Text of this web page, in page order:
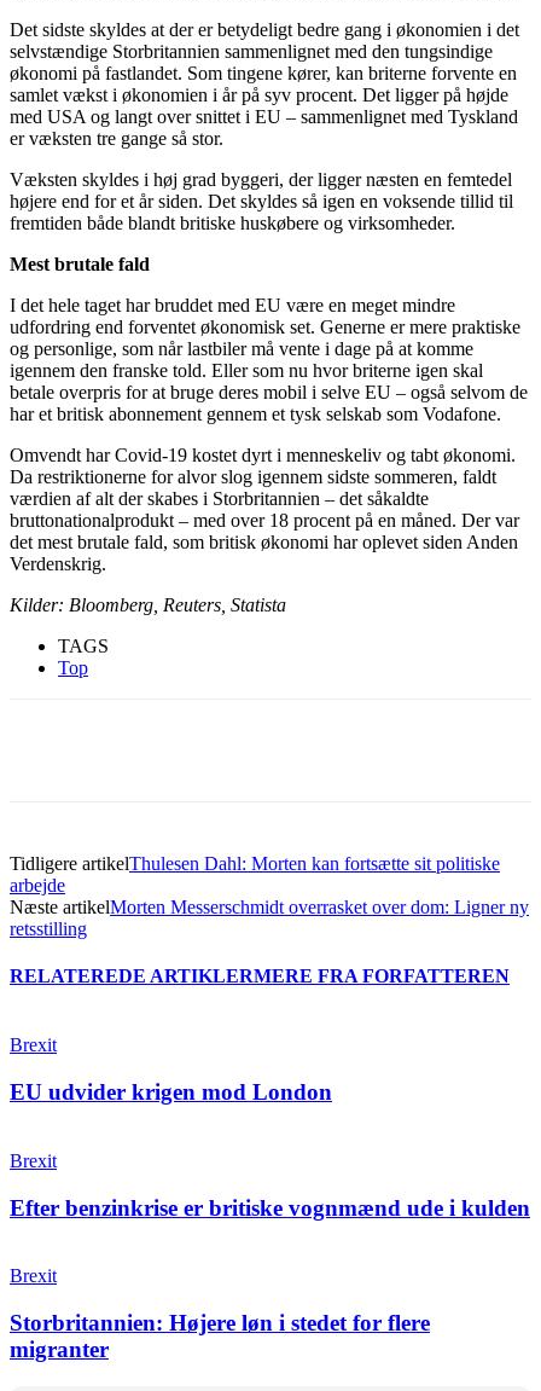
Det sidste skyldes at der er betydeligt bedre gang i økonomien i det
selvstændige Storbritannien sammenlignet med den tungsindige
økonomi på fastlandet. Som tingene kører, kan briterne forvente en
samlet vækst i økonomien i år på syv procent. Det ligger på højde
med USA og langt over snittet i EU – sammenlignet med Tyskland
er væksten tre gange så stor.
Væksten skyldes i høj grad byggeri, der ligger næsten en femtedel
højere end for et år siden. Det skyldes så igen en voksende tillid til
fremtiden både blandt britiske huskøbere og virksomheder.
Mest brutale fald
I det hele taget har bruddet med EU være en meget mindre
udfordring end forventet økonomisk set. Generne er mere praktiske
og personlige, som når lastbiler må vente i dage på at komme
igennem den franske told. Eller som nu hvor briterne igen skal
betale overpris for at bruge deres mobil i selve EU – også selvom de
har et britisk abonnement gennem et tysk selskab som Vodafone.
Omvendt har Covid-19 kostet dyrt i menneskeliv og tabt økonomi.
Da restriktionerne for alvor slog igennem sidste sommeren, faldt
værdien af alt der skabes i Storbritannien – det såkaldte
bruttonationalprodukt – med over 18 procent på en måned. Der var
det mest brutale fald, som britisk økonomi har oplevet siden Anden
Verdenskrig.
Kilder: Bloomberg, Reuters, Statista
TAGS
Top
Tidligere artikelThulesen Dahl: Morten kan fortsætte sit politiske
arbejde
Næste artikelMorten Messerschmidt overrasket over dom: Ligner ny
retsstilling
RELATEREDE ARTIKLERMERE FRA FORFATTEREN
Brexit
EU udvider krigen mod London
Brexit
Efter benzinkrise er britiske vognmænd ude i kulden
Brexit
Storbritannien: Højere løn i stedet for flere
migranter